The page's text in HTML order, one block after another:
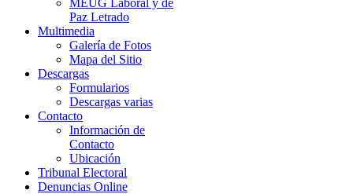
MEUG Laboral y de
Paz Letrado
Multimedia
Galería de Fotos
Mapa del Sitio
Descargas
Formularios
Descargas varias
Contacto
Información de
Contacto
Ubicación
Tribunal Electoral
Denuncias Online